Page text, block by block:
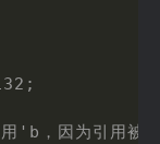
为引用被传